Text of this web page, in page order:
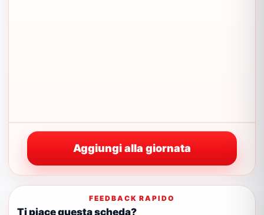
Aggiungi alla giornata
FEEDBACK RAPIDO
Ti piace questa scheda?